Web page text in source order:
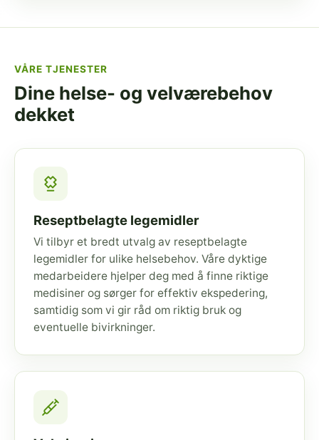
VÅRE TJENESTER
Dine helse- og velværebehov
dekket
Reseptbelagte legemidler
Vi tilbyr et bredt utvalg av reseptbelagte
legemidler for ulike helsebehov. Våre dyktige
medarbeidere hjelper deg med å finne riktige
medisiner og sørger for effektiv ekspedering,
samtidig som vi gir råd om riktig bruk og
eventuelle bivirkninger.